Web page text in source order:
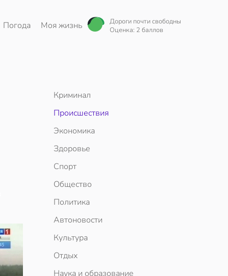
Погода Моя жизнь
Дороги почти свободны
Оценка: 2 баллов
Криминал
Происшествия
Экономика
Здоровье
Спорт
Общество
Политика
Автоновости
Культура
Отдых
Наука и образование